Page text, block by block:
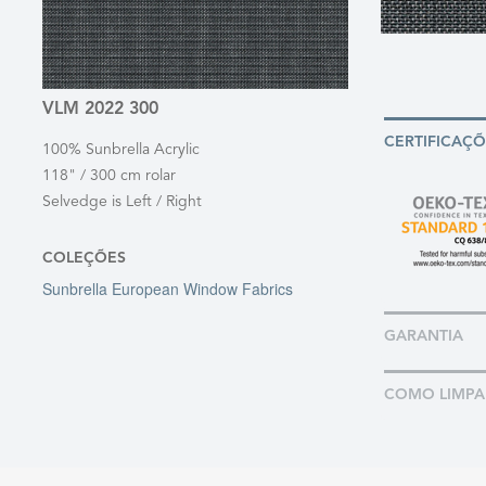
VLM 2022 300
100% Sunbrella Acrylic
118" / 300 cm rolar
Selvedge is Left / Right
COLEÇÕES
Sunbrella European Window Fabrics
GARANTIA
COMO